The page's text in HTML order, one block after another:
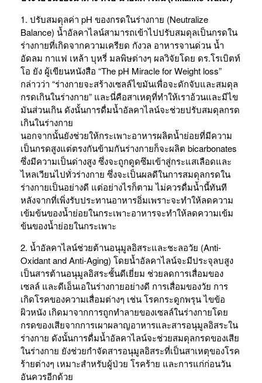
1. ปรับสมดุลค่า pH ของกรดในร่างกาย (Neutralize
Balance) น้ำอัลคาไลน์สามารถเข้าไปปรับสมดุลเป็นกรดใน
ร่างกายที่เกิดจากความเครียด กังวล อาหารจานด่วน น้ำ
อัดลม กาแฟ เหล้า บุหรี่ มลพิษต่างๆ ผลวิจัยโดย ดร.โรเบิตท์
โอ ยัง ผู้เขียนหนังสือ “The pH Miracle for Weight loss”
กล่าวว่า “ร่างกายจะสร้างเซลล์ไขมันเพื่อจะดักจับและสมดุล
กรดเกินในร่างกาย” และนี่คือสาเหตุที่ทำให้เราอ้วนและมีไข
มันส่วนเกิน ดังนั้นการดื่มน้ำอัลคาไลน์จะช่วยปรับสมดุลกรด
เกินในร่างกาย
นอกจากนั้นยังช่วยให้กระเพาะอาหารผลิตน้ำย่อยที่มีความ
เป็นกรดสูงแต่ตรงกันข้ามกันร่างกายก็จะผลิต bicarbonates
ซึ่งมีความเป็นด่างสูง ซึ่งจะถูกดูดซึมเข้าสู่กระแสเลือดและ
ไหลเวียนไปทั่วร่างกาย ซึ่งจะเป็นผลดีในการสมดุลกรดใน
ร่างกายเป็นอย่างดี แต่อย่างไรก็ตาม ไม่ควรดื่มน้ำนี้ทันที
หลังจากที่เพิ่งรับประทานอาหารอิ่มเพราะจะทำให้ลดความ
เข้มข้นของน้ำย่อยในกระเพาะอาหารจะทำให้ลดความเข้ม
ข้นของน้ำย่อยในกระเพาะ
2. น้ำอัลคาไลน์ช่วยต้านอนุมูลอิสระและชะลอวัย (Anti-
Oxidant and Anti-Aging) โดยน้ำอัลคาไลน์จะมีประจุลบสูง
เป็นสารต้านอนุมูลอิสระชั้นดีเยี่ยม ช่วยลดการเสื่อมของ
เซลล์ และดีเอ็นเอในร่างกายอย่างดี การเสื่อมของวัย การ
เกิดโรคของความเสื่อมต่างๆ เช่น โรคกระดูกพรุน ไขข้อ
ผิวหนัง เกิดมาจากการถูกทำลายของเซลล์ในร่างกายโดย
กรดของเสียจากการเผาผลาญอาหารและสารอนุมูลอิสระใน
ร่างกาย ดังนั้นการดื่มน้ำอัลคาไลน์จะช่วยสมดุลกรดของเสีย
ในร่างกาย ยังช่วยกำจัดสารอนุมูลอิสระที่เป็นสาเหตุของโรค
ร้ายต่างๆ เหมาะสำหรับผู้ป่วย โรคร้าย และการแก่ก่อนวัน
อันควรอีกด้วย